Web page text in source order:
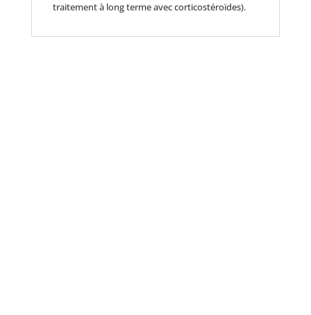
traitement à long terme avec corticostéroïdes).